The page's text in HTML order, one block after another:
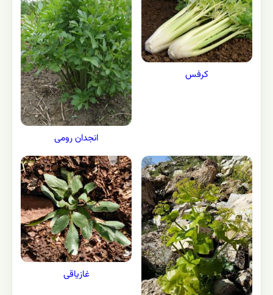
کرفس
انجدان رومی
غازیاقی